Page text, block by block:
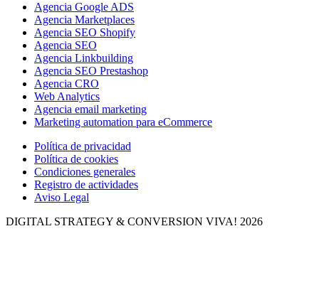
Agencia Google ADS
Agencia Marketplaces
Agencia SEO Shopify
Agencia SEO
Agencia Linkbuilding
Agencia SEO Prestashop
Agencia CRO
Web Analytics
Agencia email marketing
Marketing automation para eCommerce
Política de privacidad
Política de cookies
Condiciones generales
Registro de actividades
Aviso Legal
DIGITAL STRATEGY & CONVERSION VIVA! 2026